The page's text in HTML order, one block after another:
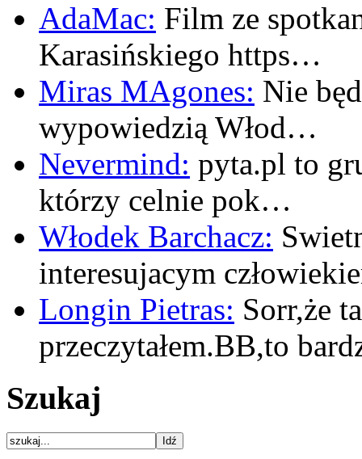
AdaMac: Film ze
Karasińskiego https…
Miras MAgones: Nie
wypowiedzią Włod…
Nevermind: pyta.pl to
którzy celnie pok…
Włodek Barchacz:
interesujacym
Longin Pietras: Sorr,że
przeczytałem.BB,to
Szukaj